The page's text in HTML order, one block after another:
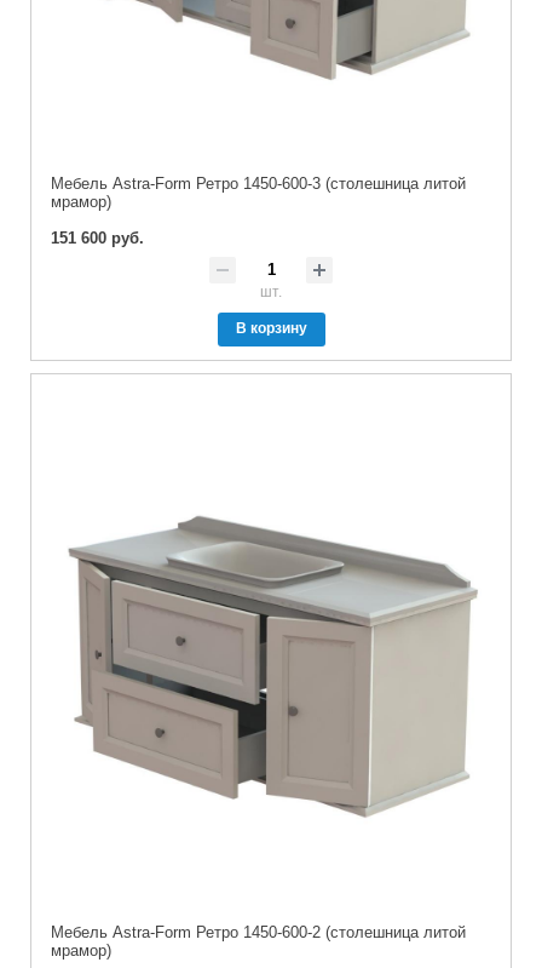
Мебель Astra-Form Ретро 1450-600-3 (столешница литой
мрамор)
151 600 руб.
шт.
В корзину
Мебель Astra-Form Ретро 1450-600-2 (столешница литой
мрамор)